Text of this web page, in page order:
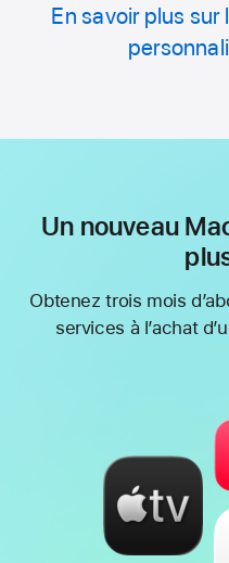
En savoir plus
Un nouveau
Obtenez trois mois
services à l’achat